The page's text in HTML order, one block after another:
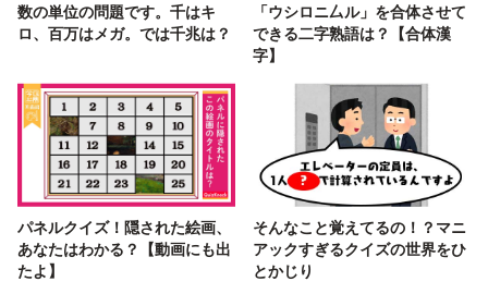
数の単位の問題です。千はキ
ロ、百万はメガ。では千兆は？
「ウシロニ厶ル」を合体させて
できる二字熟語は？【合体漢
字】
パネルクイズ！隠された絵画、
あなたはわかる？【動画にも出
たよ】
そんなこと覚えてるの！？マニ
アックすぎるクイズの世界をひ
とかじり